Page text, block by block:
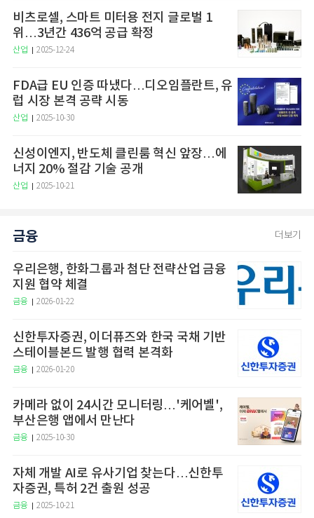
비츠로셀, 스마트 미터용 전지 글로벌 1
위…3년간 436억 공급 확정
산업 2025-12-24
FDA급 EU 인증 따냈다…디오임플란트, 유
럽 시장 본격 공략 시동
산업 2025-10-30
신성이엔지, 반도체 클린룸 혁신 앞장…에
너지 20% 절감 기술 공개
산업 2025-10-21
금융 더보기
우리은행, 한화그룹과 첨단 전략산업 금융
지원 협약 체결
금융 2026-01-22
신한투자증권, 이더퓨즈와 한국 국채 기반
스테이블본드 발행 협력 본격화
금융 2026-01-20
카메라 없이 24시간 모니터링…'케어벨',
부산은행 앱에서 만난다
금융 2025-10-30
자체 개발 AI로 유사기업 찾는다…신한투
자증권, 특허 2건 출원 성공
금융 2025-10-21